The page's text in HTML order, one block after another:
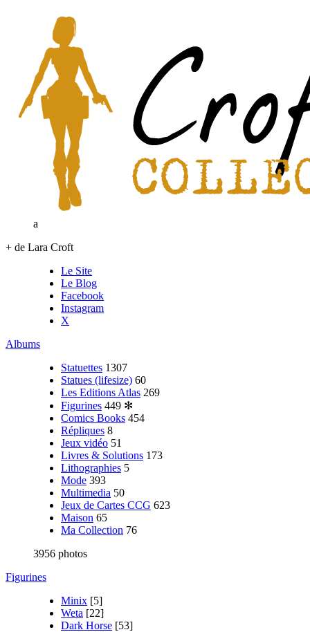
a
+ de Lara Croft
Le Site
Le Blog
Facebook
Instagram
X
Albums
Statuettes 1307
Statues (lifesize) 60
Les Editions Atlas 269
Figurines 449 ✻
Comics Books 454
Répliques 8
Jeux vidéo 51
Livres & Solutions 173
Lithographies 5
Mode 393
Multimedia 50
Jeux de Cartes CCG 623
Maison 65
Ma Collection 76
3956 photos
Figurines
Minix [5]
Weta [22]
Dark Horse [53]